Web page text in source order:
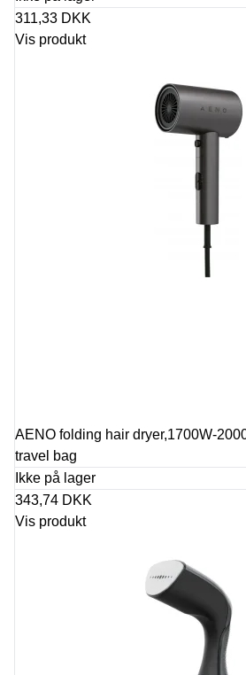
311,33 DKK
Vis produkt
AENO folding hair dryer,1700W-
travel bag
Ikke på lager
343,74 DKK
Vis produkt